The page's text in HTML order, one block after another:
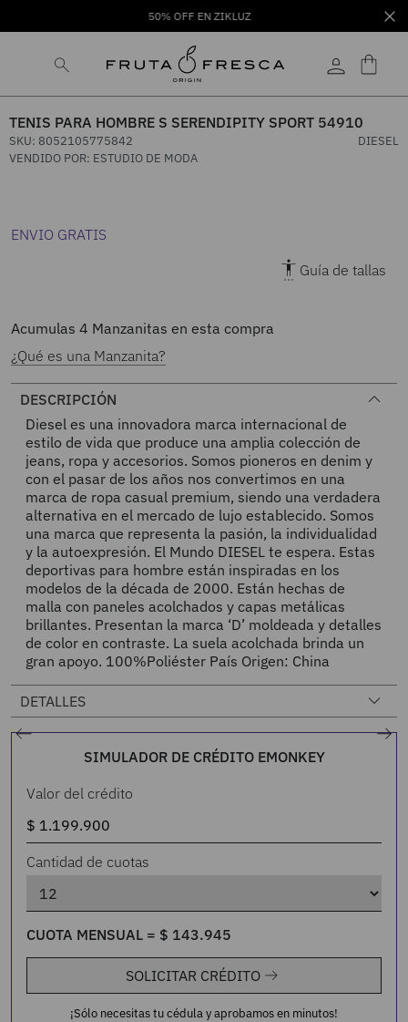
50% OFF EN ZIKLUZ
TENIS PARA HOMBRE S SERENDIPITY SPORT 54910
SKU: 8052105775842
DIESEL
VENDIDO POR: ESTUDIO DE MODA
ENVIO GRATIS
Guía de tallas
Acumulas4 Manzanitas en esta compra
¿Qué es una Manzanita?
DESCRIPCIÓN
Diesel es una innovadora marca internacional de
estilo de vida que produce una amplia colección de
jeans, ropa y accesorios. Somos pioneros en denim y
con el pasar de los años nos convertimos en una
marca de ropa casual premium, siendo una verdadera
alternativa en el mercado de lujo establecido. Somos
una marca que representa la pasión, la individualidad
y la autoexpresión. El Mundo DIESEL te espera. Estas
deportivas para hombre están inspiradas en los
modelos de la década de 2000. Están hechas de
malla con paneles acolchados y capas metálicas
brillantes. Presentan la marca ‘D’ moldeada y detalles
de color en contraste. La suela acolchada brinda un
gran apoyo. 100%Poliéster País Origen: China
DETALLES
SIMULADOR DE CRÉDITO EMONKEY
Valor del crédito
Cantidad de cuotas
CUOTA MENSUAL = $ 143.945
SOLICITAR CRÉDITO
¡Sólo necesitas tu cédula y aprobamos en minutos!